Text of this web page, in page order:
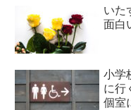
いた
面白
小学
に行
個室